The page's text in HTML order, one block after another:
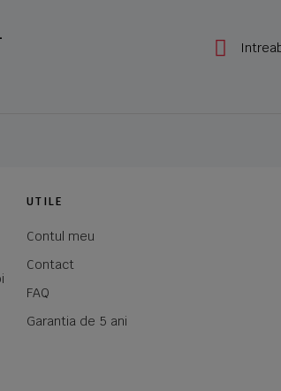
UTILE
Contul meu
Contact
FAQ
Garantia de 5 ani